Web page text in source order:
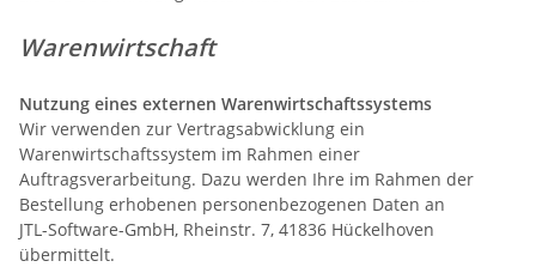
Warenwirtschaft
Nutzung eines externen Warenwirtschaftssystems
Wir verwenden zur Vertragsabwicklung ein
Warenwirtschaftssystem im Rahmen einer
Auftragsverarbeitung. Dazu werden Ihre im Rahmen der
Bestellung erhobenen personenbezogenen Daten an
JTL-Software-GmbH, Rheinstr. 7, 41836 Hückelhoven
übermittelt.